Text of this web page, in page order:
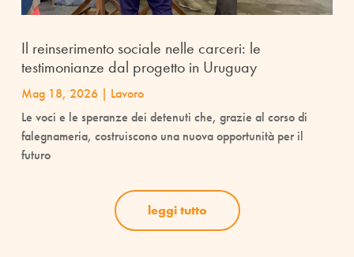
Il reinserimento sociale nelle carceri: le
testimonianze dal progetto in Uruguay
Mag 18, 2026| Lavoro
Le voci e le speranze dei detenuti che, grazie al corso di
falegnameria, costruiscono una nuova opportunità per il
futuro
leggi tutto